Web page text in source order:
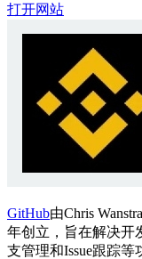
打开网站
GitHub由Chris
年创立，旨在解决开
支管理和Issue跟踪